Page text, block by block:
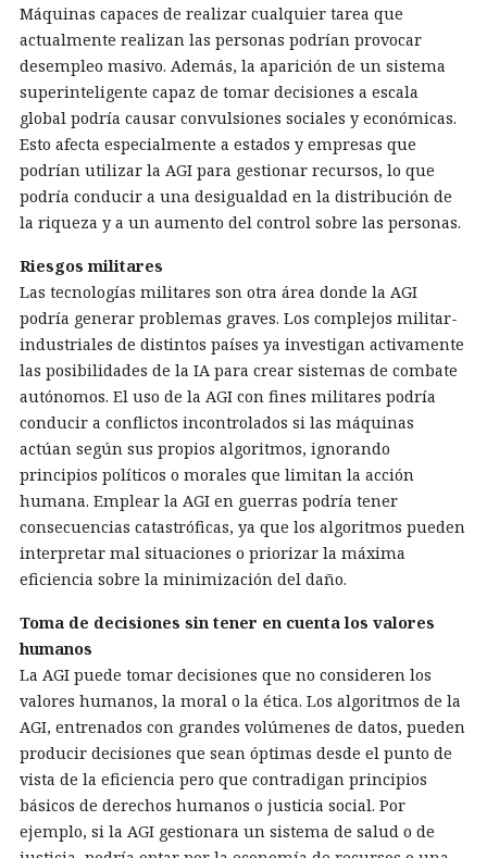
Máquinas capaces de realizar cualquier tarea que
actualmente realizan las personas podrían provocar
desempleo masivo. Además, la aparición de un sistema
superinteligente capaz de tomar decisiones a escala
global podría causar convulsiones sociales y económicas.
Esto afecta especialmente a estados y empresas que
podrían utilizar la AGI para gestionar recursos, lo que
podría conducir a una desigualdad en la distribución de
la riqueza y a un aumento del control sobre las personas.
Riesgos militares
Las tecnologías militares son otra área donde la AGI
podría generar problemas graves. Los complejos militar-
industriales de distintos países ya investigan activamente
las posibilidades de la IA para crear sistemas de combate
autónomos. El uso de la AGI con fines militares podría
conducir a conflictos incontrolados si las máquinas
actúan según sus propios algoritmos, ignorando
principios políticos o morales que limitan la acción
humana. Emplear la AGI en guerras podría tener
consecuencias catastróficas, ya que los algoritmos pueden
interpretar mal situaciones o priorizar la máxima
eficiencia sobre la minimización del daño.
Toma de decisiones sin tener en cuenta los valores
humanos
La AGI puede tomar decisiones que no consideren los
valores humanos, la moral o la ética. Los algoritmos de la
AGI, entrenados con grandes volúmenes de datos, pueden
producir decisiones que sean óptimas desde el punto de
vista de la eficiencia pero que contradigan principios
básicos de derechos humanos o justicia social. Por
ejemplo, si la AGI gestionara un sistema de salud o de